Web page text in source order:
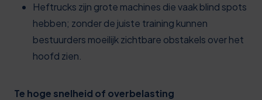
Heftrucks zijn grote machines die vaak blind spots
hebben; zonder de juiste training kunnen
bestuurders moeilijk zichtbare obstakels over het
hoofd zien.
Te hoge snelheid of overbelasting